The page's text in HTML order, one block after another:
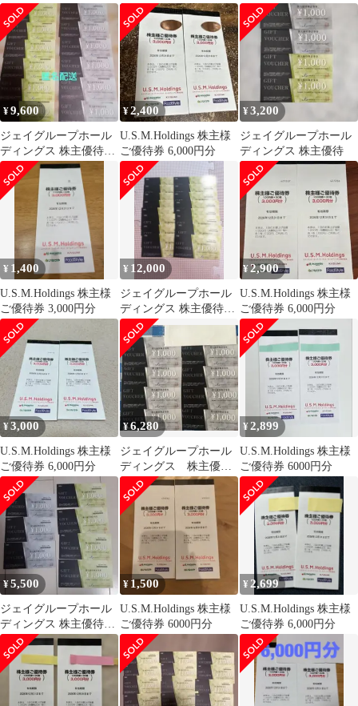
御食事券 8000円分
1万円分 匿名配送 無料
¥9,600
ジェイグループホール
ディングス 株主優待券
12000円分 匿名配送
¥2,400
U.S.M.Holdings 株主様
ご優待券 6,000円分
¥3,200
ジェイグループホール
ディングス 株主優待
¥ 1,400
U.S.M.Holdings 株主様
ご優待券 3,000円分
¥ 12,000
ジェイグループホール
ディングス 株主優待
16,000円分2027.5.31ま
で
¥2,900
U.S.M.Holdings 株主様
ご優待券 6,000円分
¥3,000
U.S.M.Holdings 株主様
ご優待券 6,000円分
¥6,280
ジェイグループホール
ディングス 株主優待
券 8枚
¥2,899
U.S.M.Holdings 株主様
ご優待券 6000円分
¥5,500
ジェイグループホール
ディングス 株主優待券
7000円分
¥ 1,500
U.S.M.Holdings 株主様
ご優待券 6000円分
¥ 2,699
U.S.M.Holdings 株主様
ご優待券 6,000円分